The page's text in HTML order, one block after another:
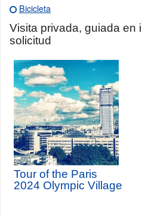
Bicicleta
Visita privada, guiada en
solicitud
Tour of the Paris
2024 Olympic Village